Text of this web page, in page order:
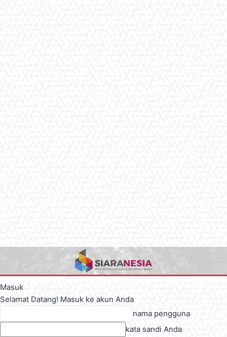
Masuk
Selamat Datang! Masuk ke akun Anda
nama pengguna
kata sandi Anda